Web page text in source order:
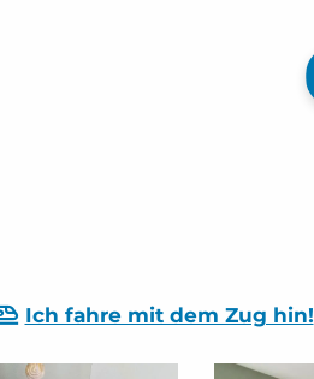
Ich fahre mit dem Zug hin!